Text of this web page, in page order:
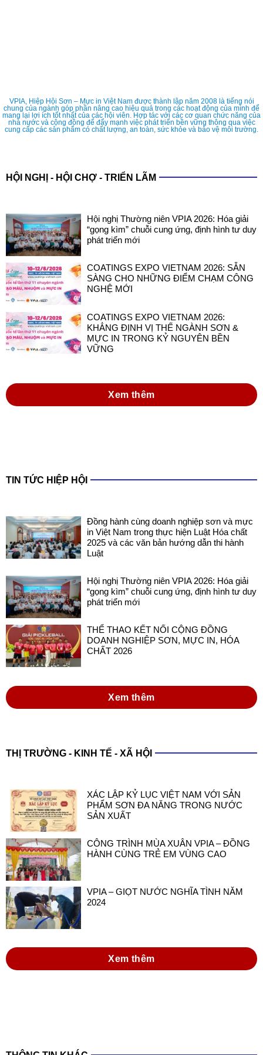
VPIA, Hiệp Hội Sơn – Mực in Việt Nam được thành lập năm 2008 là tiếng nói
chung của ngành góp phần nâng cao hiệu quả trong các hoạt động của mình để
mang lại lợi ích tốt nhất của các hội viên. Hợp tác với các cơ quan chức năng của
nhà nước và cộng đồng để đẩy mạnh việc phát triển bền vững thông qua việc
cung cấp các sản phẩm có chất lượng, an toàn, sức khỏe và bảo vệ môi trường.
HỘI NGHỊ - HỘI CHỢ - TRIỂN LÃM
Hội nghị Thường niên VPIA 2026: Hóa giải
“gọng kìm” chuỗi cung ứng, định hình tư duy
phát triển mới
COATINGS EXPO VIETNAM 2026: SẴN
SÀNG CHO NHỮNG ĐIỂM CHẠM CÔNG
NGHỆ MỚI
COATINGS EXPO VIETNAM 2026:
KHẲNG ĐỊNH VỊ THẾ NGÀNH SƠN &
MỰC IN TRONG KỶ NGUYÊN BỀN
VỮNG
Xem thêm
TIN TỨC HIỆP HỘI
Đồng hành cùng doanh nghiệp sơn và mực
in Việt Nam trong thực hiện Luật Hóa chất
2025 và các văn bản hướng dẫn thi hành
Luật
Hội nghị Thường niên VPIA 2026: Hóa giải
“gọng kìm” chuỗi cung ứng, định hình tư duy
phát triển mới
THỂ THAO KẾT NỐI CỘNG ĐỒNG
DOANH NGHIỆP SƠN, MỰC IN, HÓA
CHẤT 2026
Xem thêm
THỊ TRƯỜNG - KINH TẾ - XÃ HỘI
XÁC LẬP KỶ LỤC VIỆT NAM VỚI SẢN
PHẨM SƠN ĐA NĂNG TRONG NƯỚC
SẢN XUẤT
CÔNG TRÌNH MÙA XUÂN VPIA – ĐỒNG
HÀNH CÙNG TRẺ EM VÙNG CAO
VPIA – GIỌT NƯỚC NGHĨA TÌNH NĂM
2024
Xem thêm